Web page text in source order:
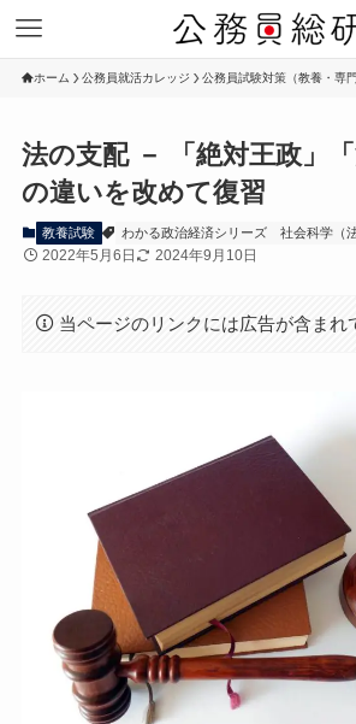
ホーム 公務員就活カレッジ 公務員試験対策（教養・専門
法の支配 － 「絶対王政」
の違いを改めて復習
教養試験 わかる政治経済シリーズ 社会科学（
2022年5月6日 2024年9月10日
当ページのリンクには広告が含まれ